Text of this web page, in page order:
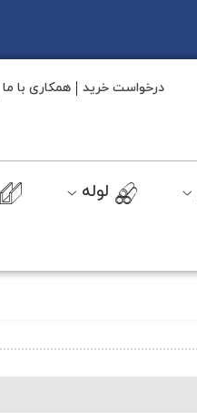
درخواست خرید همکاری با ما
لوله